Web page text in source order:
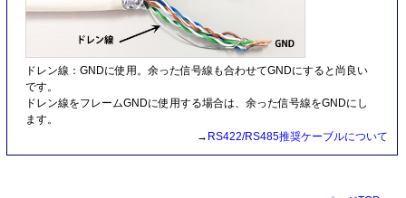
ドレン線：GNDに使用。余った信号線も合わせてGNDにすると尚良い
です。
ドレン線をフレームGNDに使用する場合は、余った信号線をGNDにし
ます。
→ RS422/RS485推奨ケーブルについて